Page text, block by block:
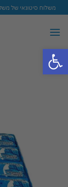
פתח סרגל נגישות
Skip
to
content
משלוח סיטונאי של